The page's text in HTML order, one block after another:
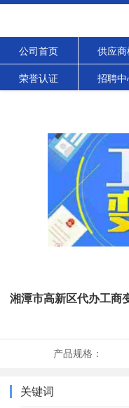
公司首页 供应商
荣誉认证 招聘中
湘潭市高新区代办工商
产品规格：
关键词